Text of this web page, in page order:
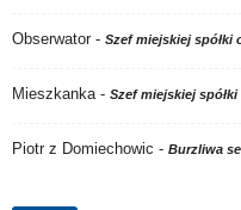
Obserwator - Szef miejskiej spółki
Mieszkanka- Szef miejskiej spółki
Piotr z Domiechowic - Burzliwa